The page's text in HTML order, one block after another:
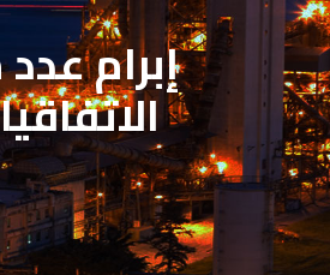
إبرام
النمو